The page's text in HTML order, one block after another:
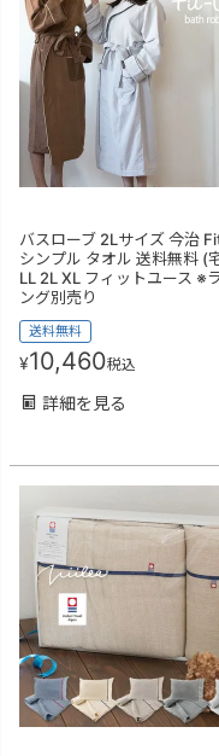
バスローブ 2Lサイズ 今治
シンプル タオル 送料無料 (
LL 2L XL フィットユース ※
ング別売り
送料無料
¥10,460税込
詳細を見る